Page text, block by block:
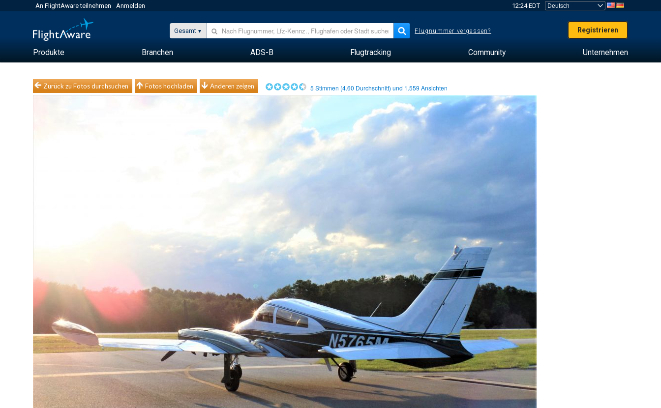
An FlightAware teilnehmen Anmelden 12:24 EDT
Gesamt Flugnummer vergessen? Registrieren
Produkte Branchen ADS-B Flugtracking Community Unternehmen
Zurück zu Fotos durchsuchen Fotos hochladen Anderen zeigen 5 Stimmen (4.60 Durchschnitt) und 1.559 Ansichten